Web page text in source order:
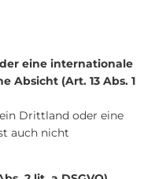
eine internationale
Absicht (Art. 13 Abs. 1
Drittland oder eine
auch nicht